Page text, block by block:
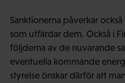
Sanktionerna påverkar
som utfärdar dem. Också i
följderna av de nuvarande
eventuella kommande
styrelse önskar därför att